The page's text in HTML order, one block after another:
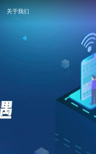
关于我们